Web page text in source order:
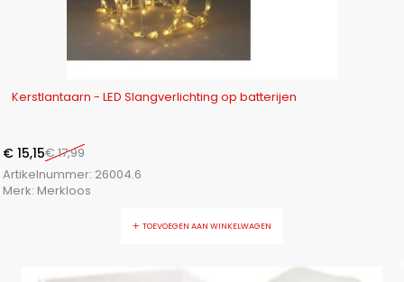
Kerstlantaarn - LED Slangverlichting op batterijen
€17,99
€ 15,15
Artikelnummer: 26004.6
Merk: Merkloos
TOEVOEGEN AAN WINKELWAGEN